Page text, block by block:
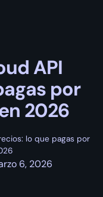
API
por
2026
lo que pagas por
6, 2026